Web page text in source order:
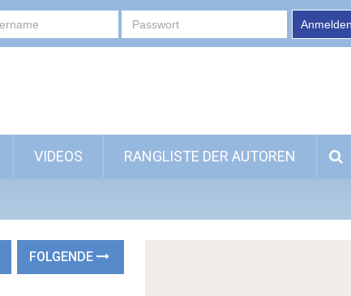
Anmelden
VIDEOS RANGLISTE DER AUTOREN
FOLGENDE